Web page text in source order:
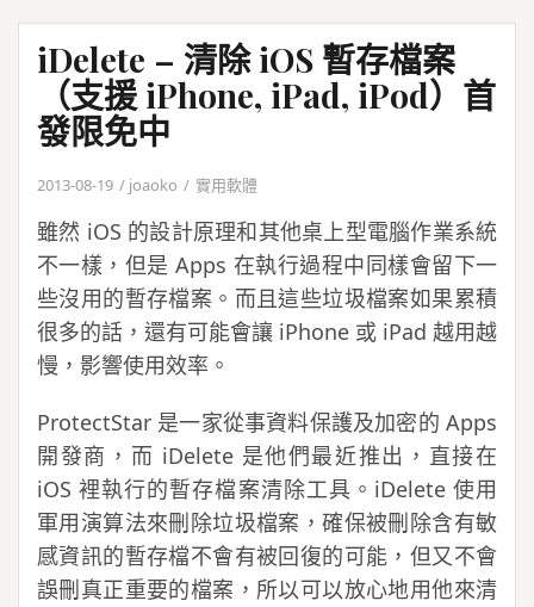
iDelete – 清除 iOS 暫存檔案
（支援 iPhone, iPad, iPod）首
發限免中
2013-08-19 joaoko 實用軟體
雖然 iOS 的設計原理和其他桌上型電腦作業系統
不一樣，但是 Apps 在執行過程中同樣會留下一
些沒用的暫存檔案。而且這些垃圾檔案如果累積
很多的話，還有可能會讓 iPhone 或 iPad 越用越
慢，影響使用效率。
ProtectStar 是一家從事資料保護及加密的 Apps
開發商，而 iDelete 是他們最近推出，直接在
iOS 裡執行的暫存檔案清除工具。iDelete 使用
軍用演算法來刪除垃圾檔案，確保被刪除含有敏
感資訊的暫存檔不會有被回復的可能，但又不會
誤刪真正重要的檔案，所以可以放心地用他來清